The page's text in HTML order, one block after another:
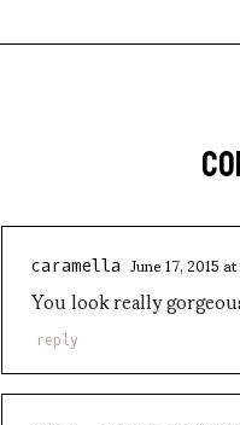
caramella June 17, 2015
You look really
reply